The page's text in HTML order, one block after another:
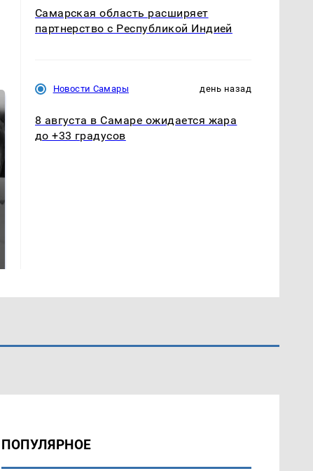
Самарская область расширяет
партнерство с Республикой Индией
Новости Самары день назад
8 августа в Самаре ожидается жара
до +33 градусов
ПОПУЛЯРНОЕ